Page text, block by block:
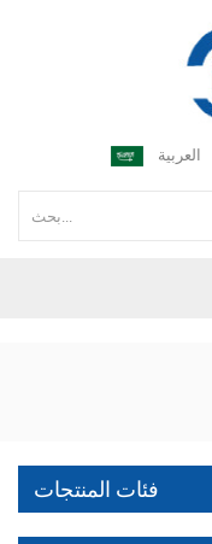
العربية
فئات المنتجات